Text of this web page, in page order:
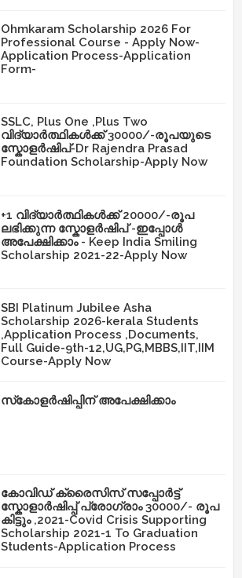
Ohmkaram Scholarship 2026 For
Professional Course - Apply Now-
Application Process-Application
Form-
SSLC, Plus One ,Plus Two
വിദ്യാർത്ഥികൾക്ക് 30000/-രൂപയുടെ
സ്കോളർഷിപ്-Dr Rajendra Prasad
Foundation Scholarship-Apply Now
+1 വിദ്യാർത്ഥികൾക്ക് 20000/-രൂപ
ലഭിക്കുന്ന സ്കോളർഷിപ് -ഇപ്പോൾ
അപേക്ഷിക്കാം - Keep India Smiling
Scholarship 2021-22-Apply Now
SBI Platinum Jubilee Asha
Scholarship 2026-kerala Students
,Application Process ,Documents,
Full Guide-9th-12,UG,PG,MBBS,IIT,IIM
Course-Apply Now
സ്‌കോളർഷിപ്പിന് അപേക്ഷിക്കാം
കോവിഡ് ക്രൈസിസ് സപ്പോർട്ട്
സ്കോളാർഷിപ്പ് പ്രോഗ്രാം 30000/- രൂപ
കിട്ടും ,2021-Covid Crisis Supporting
Scholarship 2021-1 To Graduation
Students-Application Process